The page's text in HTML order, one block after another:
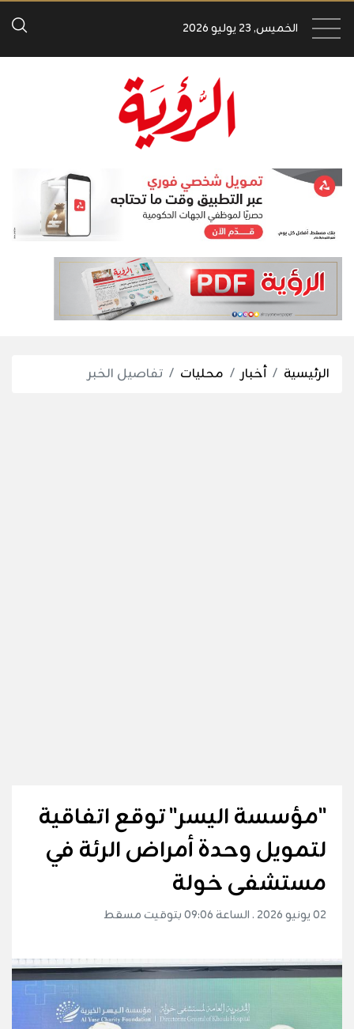
الخميس, 23 يوليو 2026
الرئيسية أخبار محليات تفاصيل الخبر
"مؤسسة اليسر" توقع اتفاقية
لتمويل وحدة أمراض الرئة في
مستشفى خولة
02 يونيو 2026 . الساعة 09:06 بتوقيت مسقط